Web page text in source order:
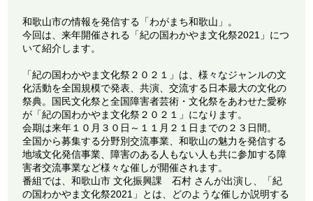
和歌山市の情報を発信する「わがまち和歌山」。
今回は、来年開催される「紀の国わかやま文化祭2021」につ
いて紹介します。
「紀の国わかやま文化祭２０２１」は、様々なジャンルの文
化活動を全国規模で発表、共演、交流する日本最大の文化の
祭典。国民文化祭と全国障害者芸術・文化祭をあわせた愛称
が「紀の国わかやま文化祭２０２１」になります。
会期は来年１０月３０日～１１月２１日までの２３日間。
全国から募集する分野別交流事業、和歌山の魅力を発信する
地域文化発信事業、障害のある人もない人も共に参加する障
害者交流事業など様々な催しが開催されます。
番組では、和歌山市 文化振興課 石村 さんが出演し、「紀
の国わかやま文化祭2021」とは、どのような催しか説明する